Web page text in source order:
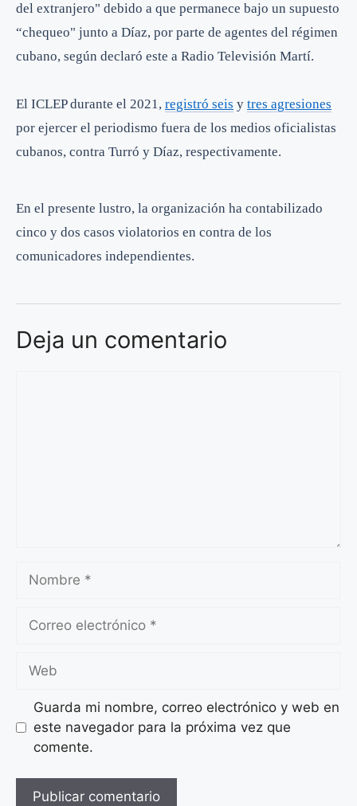
del extranjero" debido a que permanece bajo un supuesto
“chequeo" junto a Díaz, por parte de agentes del régimen
cubano, según declaró este a Radio Televisión Martí.
El ICLEP durante el 2021, registró seis y tres agresiones
por ejercer el periodismo fuera de los medios oficialistas
cubanos, contra Turró y Díaz, respectivamente.
En el presente lustro, la organización ha contabilizado
cinco y dos casos violatorios en contra de los
comunicadores independientes.
Deja un comentario
Nombre
Correo
Web
Guarda mi nombre, correo electrónico y web en
este navegador para la próxima vez que
comente.